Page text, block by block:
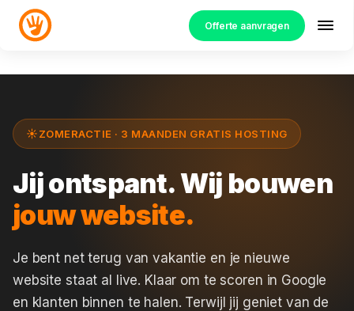
Offerte aanvragen
ZOMERACTIE · 3 MAANDEN GRATIS HOSTING
Jij ontspant. Wij bouwen
jouw website.
Je bent net terug van vakantie en je nieuwe
website staat al live. Klaar om te scoren in Google
en klanten binnen te halen. Terwijl jij geniet van de